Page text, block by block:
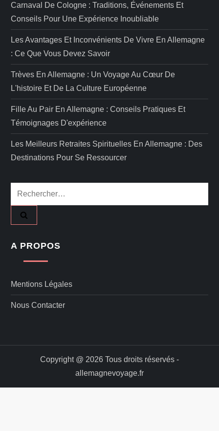
Carnaval De Cologne : Traditions, Événements Et
Conseils Pour Une Expérience Inoubliable
Les Avantages Et Inconvénients De Vivre En Allemagne
: Ce Que Vous Devez Savoir
Trèves En Allemagne : Un Voyage Au Cœur De
L'histoire Et De La Culture Européenne
Fille Au Pair En Allemagne : Conseils Pratiques Et
Témoignages D'expérience
Les Meilleurs Retraites Spirituelles En Allemagne : Des
Destinations Pour Se Ressourcer
Rechercher :
A PROPOS
Mentions Légales
Nous Contacter
Copyright @ 2026 Tous droits réservés -
allemagnevoyage.fr